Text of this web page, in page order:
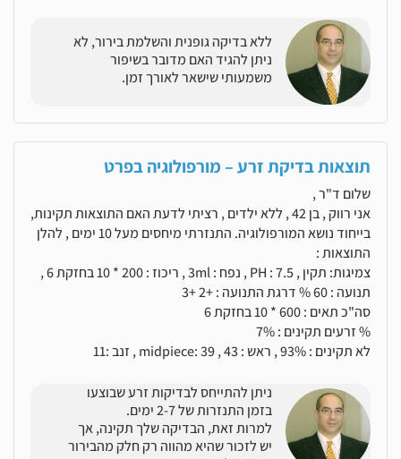
ללא בדיקה גופנית והשלמת בירור, לא
ניתן להגיד האם מדובר בשיפור
משמעותי שישאר לאורך זמן.
תוצאות בדיקת זרע – מורפולוגיה בפרט
שלום ד"ר ,
אני רווק , בן 42 , ללא ילדים , רציתי לדעת האם התוצאות תקינות,
בייחוד נושא המורפולוגיה. התנזרתי מיחסים מעל 10 ימים , להלן
התוצאות :
צמיגות: תקין , PH : 7.5 , נפח : 3ml , ריכוז : 200 * 10 בחזקת 6 ,
תנועה : 60 % דרגת התנועה : +2 +3
סה"כ תאים : 600 * 10 בחזקת 6
% זרעים תקינים : 7%
לא תקינים : 93% , ראש : 43 , midpiece: 39 , זנב :11
ניתן להתייחס לבדיקות זרע שבוצעו
בזמן התנזרות של 2-7 ימים.
למרות זאת, הבדיקה שלך תקינה, אך
יש לזכור שהיא מהווה רק חלק מהבירור